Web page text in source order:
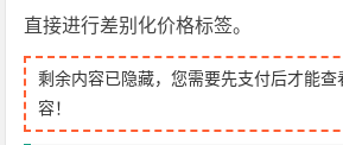
直接进行差别化价格标签。
剩余内容已隐藏，您需要先支付后才能查
容！